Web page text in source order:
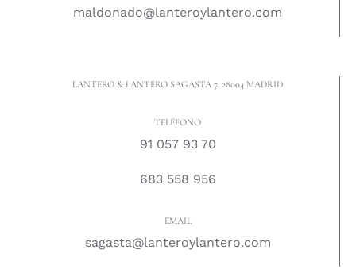
maldonado@lanteroylantero.com
LANTERO & LANTERO SAGASTA 7. 28004 MADRID
TELÉFONO
91 057 93 70
683 558 956
EMAIL
sagasta@lanteroylantero.com